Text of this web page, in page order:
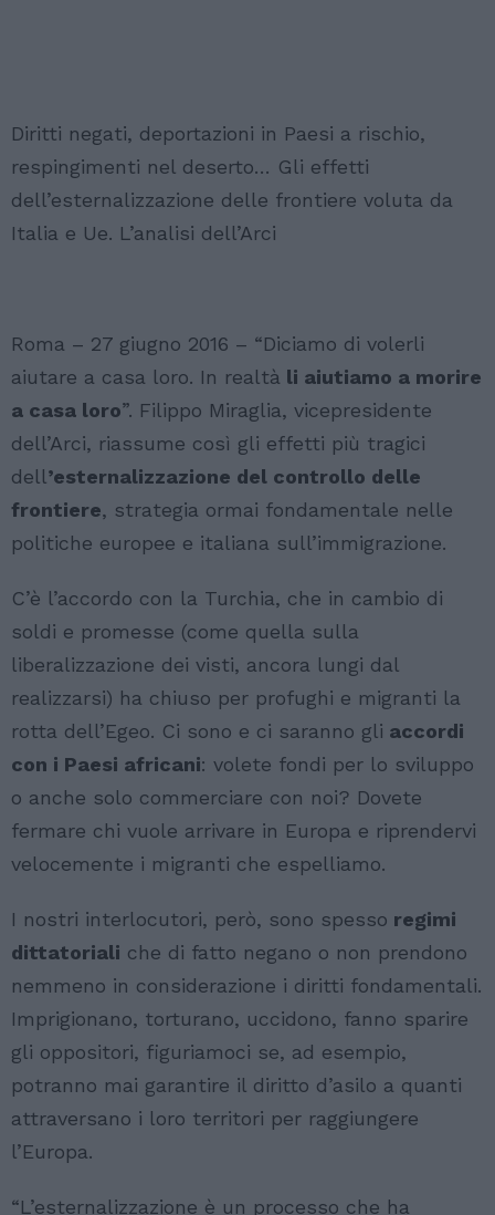
Diritti negati, deportazioni in Paesi a rischio,
respingimenti nel deserto… Gli effetti
dell’esternalizzazione delle frontiere voluta da
Italia e Ue. L’analisi dell’Arci
Roma – 27 giugno 2016 – “Diciamo di volerli
aiutare a casa loro. In realtà li aiutiamo a morire
a casa loro”. Filippo Miraglia, vicepresidente
dell’Arci, riassume così gli effetti più tragici
dell’esternalizzazione del controllo delle
frontiere, strategia ormai fondamentale nelle
politiche europee e italiana sull’immigrazione.
C’è l’accordo con la Turchia, che in cambio di
soldi e promesse (come quella sulla
liberalizzazione dei visti, ancora lungi dal
realizzarsi) ha chiuso per profughi e migranti la
rotta dell’Egeo. Ci sono e ci saranno gli accordi
con i Paesi africani: volete fondi per lo sviluppo
o anche solo commerciare con noi? Dovete
fermare chi vuole arrivare in Europa e riprendervi
velocemente i migranti che espelliamo.
I nostri interlocutori, però, sono spesso regimi
dittatoriali che di fatto negano o non prendono
nemmeno in considerazione i diritti fondamentali.
Imprigionano, torturano, uccidono, fanno sparire
gli oppositori, figuriamoci se, ad esempio,
potranno mai garantire il diritto d’asilo a quanti
attraversano i loro territori per raggiungere
l’Europa.
“L’esternalizzazione è un processo che ha